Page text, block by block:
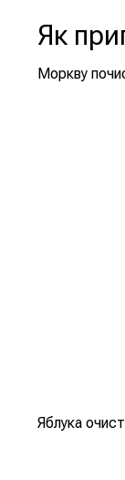
Як
Моркву
Яблука